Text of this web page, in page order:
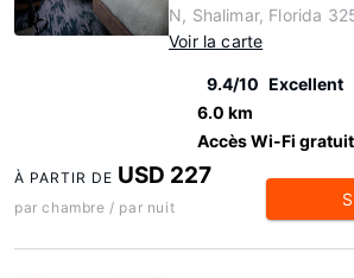
N, Shalimar, Florida
Voir la carte
9.4/10 Excellent
6.0 km
Accès Wi-Fi gratuit
À PARTIR DE USD 227
par chambre / par nuit